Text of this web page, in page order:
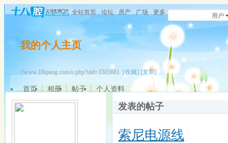
全站首页 论坛 房产 广场 更多 用户
我的个人主页
//www.18qiang.com/u.php?uid=3305681 [收藏] [复制]
首页 相册 帖子 个人资料
发表的帖子
索尼电源线